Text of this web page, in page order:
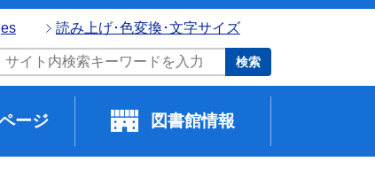
読み上げ･色変換･文字サイズ
検索
ージ 図書館情報